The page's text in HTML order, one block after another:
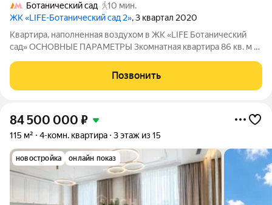
Ботанический сад
10 мин.
ЖК «LIFE-Ботанический cад 2», 3 квартал 2020
Квартира, наполненная воздухом в ЖК «LIFE Ботанический
сад» ОСНОВНЫЕ ПАРАМЕТРЫ 3комнатная квартира 86 кв. м в
пространство для счастливой семейной жизни! всего 8 минут
пешком до метро «Ботанический
Позвонить
84 500 000 ₽
115 м² 4-комн. квартира 3 этаж из 15
новостройка онлайн показ